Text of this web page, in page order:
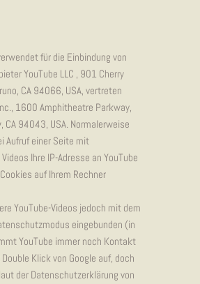
für die Einbindung von
YouTube LLC , 901 Cherry
CA 94066, USA, vertreten
1600 Amphitheatre Parkway,
CA 94043, USA. Normalerweise
Aufruf einer Seite mit
Ihre IP-Adresse an YouTube
auf Ihrem Rechner
YouTube-Videos jedoch mit dem
eingebunden (in
YouTube immer noch Kontakt
Klick von Google auf, doch
der Datenschutzerklärung von